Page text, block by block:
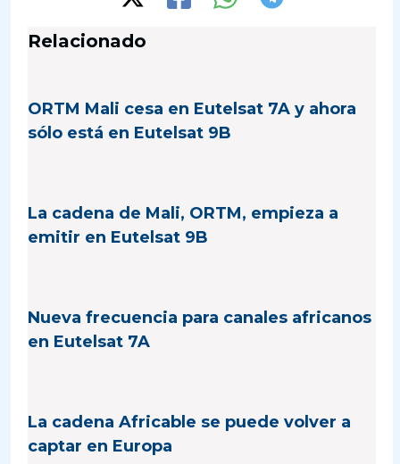
Relacionado
ORTM Mali cesa en Eutelsat 7A y ahora
sólo está en Eutelsat 9B
La cadena de Mali, ORTM, empieza a
emitir en Eutelsat 9B
Nueva frecuencia para canales africanos
en Eutelsat 7A
La cadena Africable se puede volver a
captar en Europa